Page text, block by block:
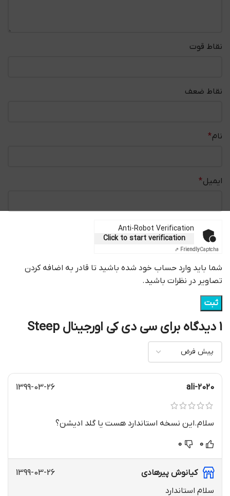
1 دیدگاه برای سی دی کی اورجینال Steep
ali-2020
1399-03-26
سلام.این نسخه استاندارد هست یا گلد ادیشن؟
0
0
کیانوش پیرهادی
1399-03-26
سلام استاندارد
نقاط قوت
نقاط ضعف
نام*
ایمیل*
Anti-Robot Verification
Click to start verification
FriendlyCaptcha ⇗
شما باید وارد حساب خود شده باشید تا قادر به اضافه کردن
تصاویر در نظرات باشید.